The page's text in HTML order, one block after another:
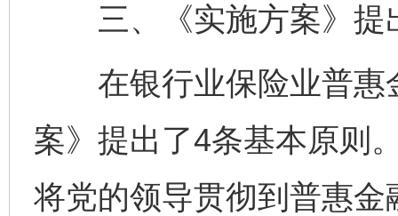
三、《实施方案》提
在银行业保险业普惠
案》提出了4条基本原则
将党的领导贯彻到普惠